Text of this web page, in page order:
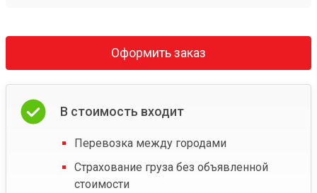
Оформить заказ
В стоимость входит
Перевозка между городами
Страхование груза без объявленной
стоимости